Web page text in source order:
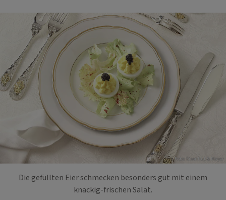
Foto: Eisenhut & Mayer
Die gefüllten Eier schmecken besonders gut mit einem
knackig-frischen Salat.